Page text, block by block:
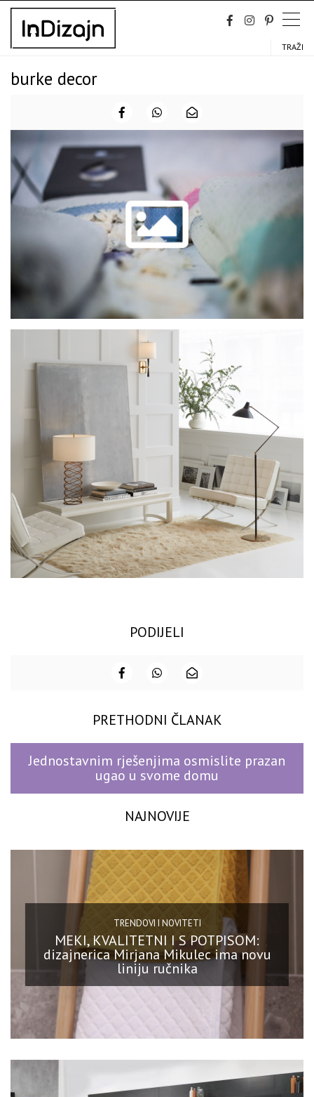
Skip
content
TRAŽI
burke decor
PODIJELI
PRETHODNI ČLANAK
Jednostavnim rješenjima osmislite prazan
ugao u svome domu
NAJNOVIJE
TRENDOVI I NOVITETI
MEKI, KVALITETNI I S POTPISOM:
dizajnerica Mirjana Mikulec ima novu
liniju ručnika